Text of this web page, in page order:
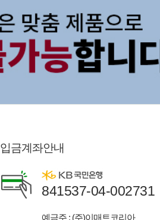
입금계좌안내
841537-04-002731
예금주 : (주)이매트코리아